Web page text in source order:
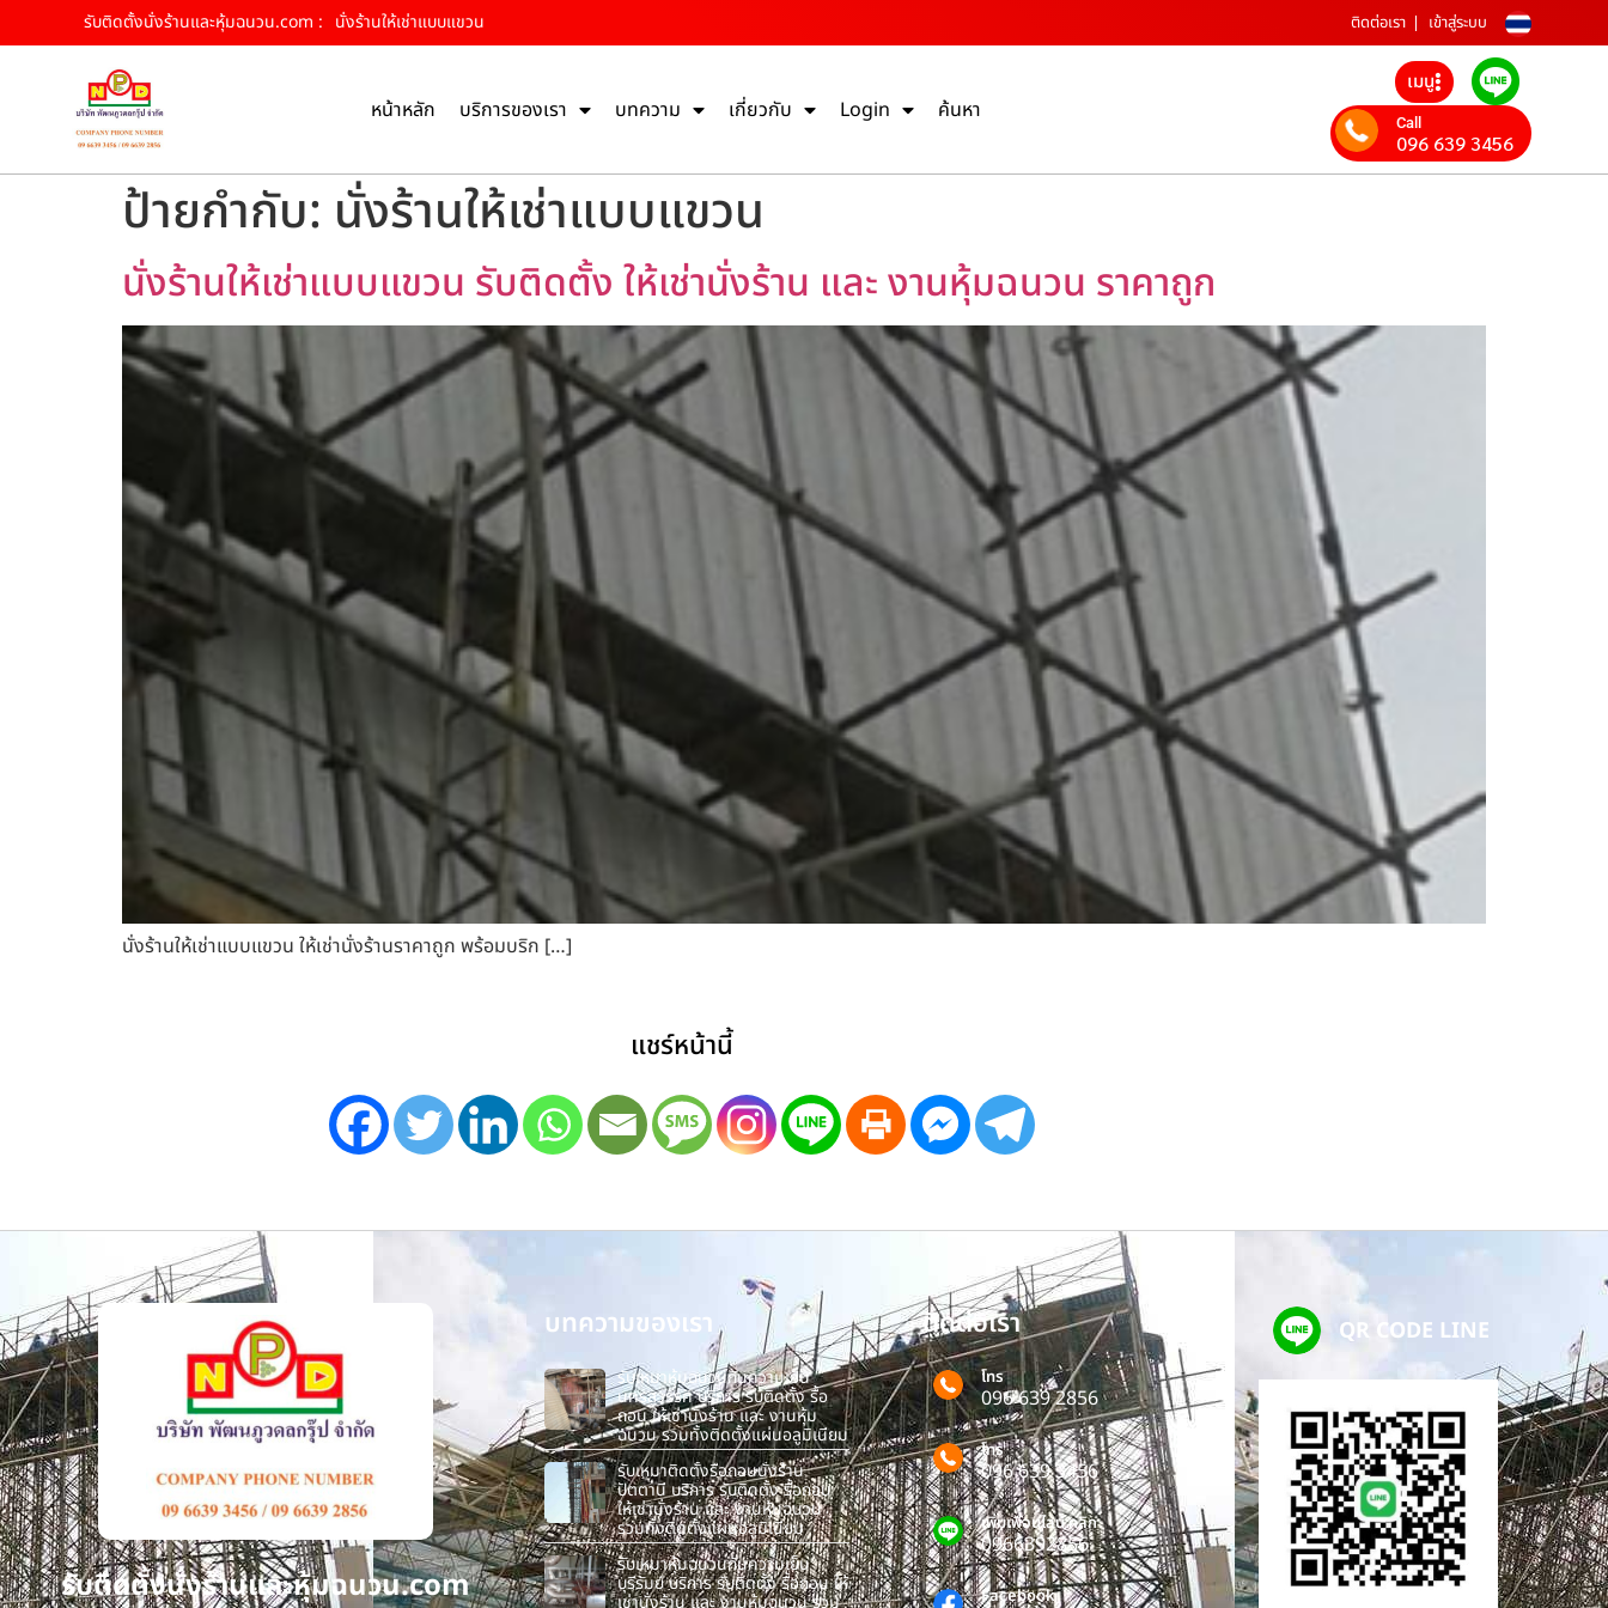
รับติดตั้งนั่งร้านและหุ้มฉนวน.com : นั่งร้านให้เช่าแบบแขวน ติดต่อเรา เข้าสู่ระบบ
หน้าหลัก บริการของเรา บทความ เกี่ยวกับ Login ค้นหา
เมนู
Call
096 639 3456
ป้ายกำกับ: นั่งร้านให้เช่าแบบแขวน
นั่งร้านให้เช่าแบบแขวน รับติดตั้ง ให้เช่านั่งร้าน และ งานหุ้มฉนวน ราคาถูก
นั่งร้านให้เช่าแบบแขวน ให้เช่านั่งร้านราคาถูก พร้อมบริก […]
แชร์หน้านี้
รับติดตั้งนั่งร้านและหุ้มฉนวน.com
บทความของเรา
รับเหมาหุ้มฉนวนกันความเย็น
นครสวรรค์ บริการ รับติดตั้ง รื้อ
ถอน ให้เช่านั่งร้าน และ งานหุ้ม
ฉนวน รวมทั้งติดตั้งแผ่นอลูมิเนียม
รับเหมาติดตั้งรื้อถอนนั่งร้าน
ปัตตานี บริการ รับติดตั้ง รื้อถอน
ให้เช่านั่งร้าน และ งานหุ้มฉนวน
รวมทั้งติดตั้งแผ่นอลูมิเนียม
รับเหมาหุ้มฉนวนกันความเย็น
บุรีรัมย์ บริการ รับติดตั้ง รื้อถอน ให้
ติดต่อเรา
โทร
096 639 2856
โทร
096 639 3456
เพิ่มเพื่อนไลน์ คลิก
0966392856
Facebook
QR CODE LINE